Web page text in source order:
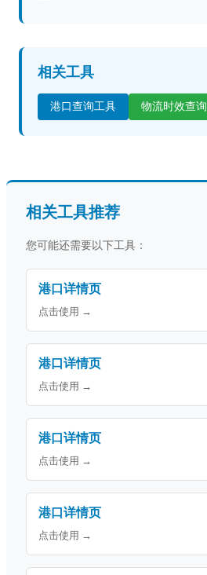
相关工具
港口查询工具 物流时效查询
相关工具推荐
您可能还需要以下工具：
港口详情页
点击使用 →
港口详情页
点击使用 →
港口详情页
点击使用 →
港口详情页
点击使用 →